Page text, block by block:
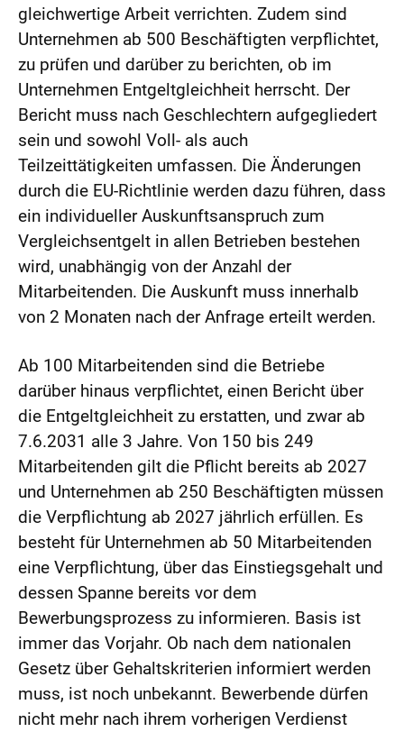
gleichwertige Arbeit verrichten. Zudem sind
Unternehmen ab 500 Beschäftigten verpflichtet,
zu prüfen und darüber zu berichten, ob im
Unternehmen Entgeltgleichheit herrscht. Der
Bericht muss nach Geschlechtern aufgegliedert
sein und sowohl Voll- als auch
Teilzeittätigkeiten umfassen. Die Änderungen
durch die EU-Richtlinie werden dazu führen, dass
ein individueller Auskunftsanspruch zum
Vergleichsentgelt in allen Betrieben bestehen
wird, unabhängig von der Anzahl der
Mitarbeitenden. Die Auskunft muss innerhalb
von 2 Monaten nach der Anfrage erteilt werden.
Ab 100 Mitarbeitenden sind die Betriebe
darüber hinaus verpflichtet, einen Bericht über
die Entgeltgleichheit zu erstatten, und zwar ab
7.6.2031 alle 3 Jahre. Von 150 bis 249
Mitarbeitenden gilt die Pflicht bereits ab 2027
und Unternehmen ab 250 Beschäftigten müssen
die Verpflichtung ab 2027 jährlich erfüllen. Es
besteht für Unternehmen ab 50 Mitarbeitenden
eine Verpflichtung, über das Einstiegsgehalt und
dessen Spanne bereits vor dem
Bewerbungsprozess zu informieren. Basis ist
immer das Vorjahr. Ob nach dem nationalen
Gesetz über Gehaltskriterien informiert werden
muss, ist noch unbekannt. Bewerbende dürfen
nicht mehr nach ihrem vorherigen Verdienst